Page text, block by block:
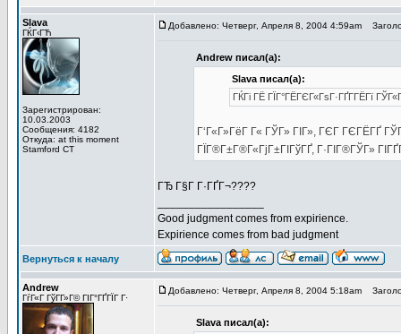
Slava
ГЌГ‹ГЋ
Зарегистрирован:
10.03.2003
Сообщения: 4182
Откуда: at this moment
Stamford CT
Добавлено: Четверг, Апреля 8, 2004 4:59am
Andrew писал(а):
Slava писал(а):
ГЌГі ГЁ ГЇГ°ГЁГЄГ«ГѕГ·ГҐГ­ГЁГї
Г‘Г«Г»ГёГ Г« ГЎГ» ГІГ», ГЄГ ГЄГЁГҐ
ГЇГ®Г±Г®Г«ГјГ±ГІГўГҐ, Г·ГІГ®ГЎГ»
ГЂ Г§Г Г·ГҐГ¬????
Good judgment comes from expirience.
Expirience comes from bad judgment
Вернуться к началу
Andrew
ГѓГ«Г ГўГ­Г»Г© ГІГ°ГҐГЇГ Г·
Добавлено: Четверг, Апреля 8, 2004 5:18am
Slava писал(а):